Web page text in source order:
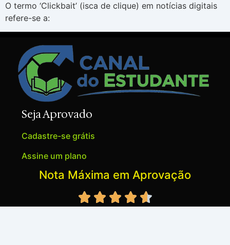
O termo ‘Clickbait’ (isca de clique) em notícias digitais
refere-se a:
Seja Aprovado
Cadastre-se grátis
Assine um plano
Nota Máxima em Aprovação